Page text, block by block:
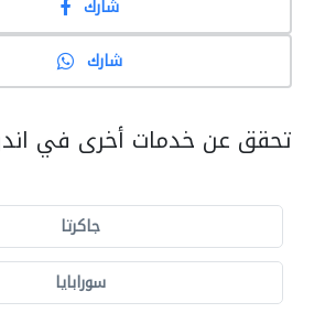
شارك
شارك
تحقق عن خدمات أخرى في
جاكرتا
سورابايا